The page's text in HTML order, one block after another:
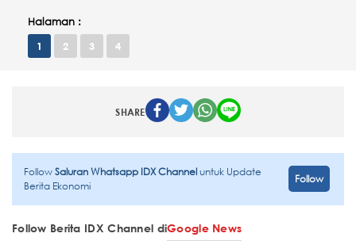
Halaman :
1 2 3 4
SHARE
FollowSaluran Whatsapp IDX Channeluntuk Update
Berita Ekonomi
Follow
Follow Berita IDX Channel diGoogle News